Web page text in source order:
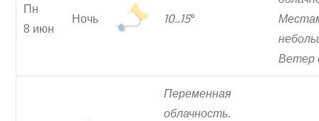
Пн
8 июн
Ночь 10..15°
Ветер
Переменная
облачность.